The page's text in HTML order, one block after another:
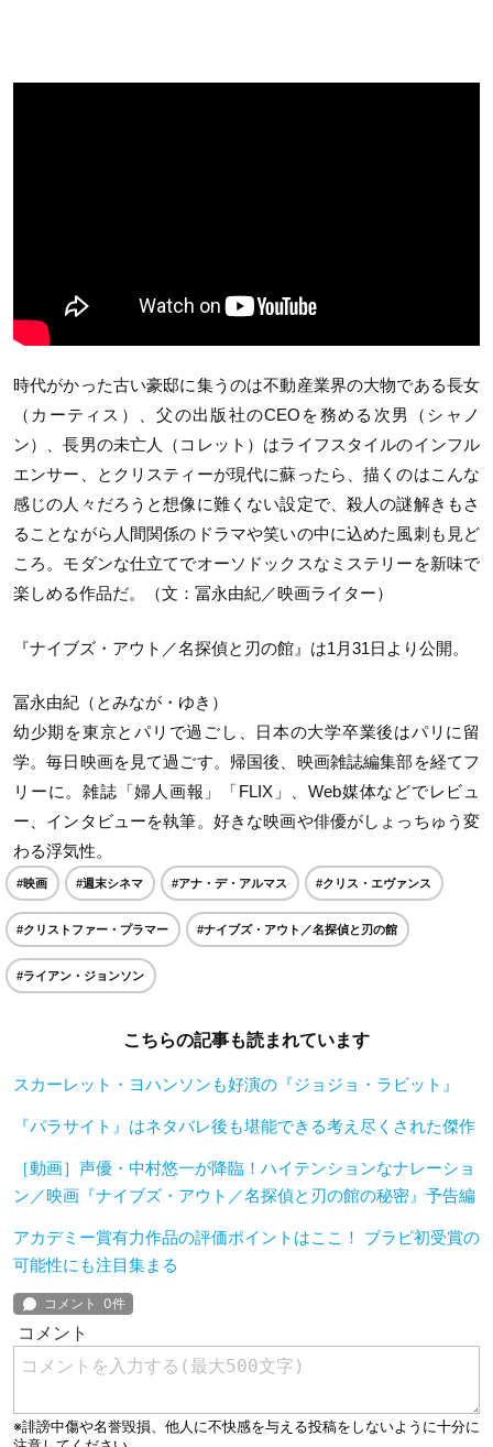
時代がかった古い豪邸に集うのは不動産業界の大物である長女
（カーティス）、父の出版社のCEOを務める次男（シャノ
ン）、長男の未亡人（コレット）はライフスタイルのインフル
エンサー、とクリスティーが現代に蘇ったら、描くのはこんな
感じの人々だろうと想像に難くない設定で、殺人の謎解きもさ
ることながら人間関係のドラマや笑いの中に込めた風刺も見ど
ころ。モダンな仕立てでオーソドックスなミステリーを新味で
楽しめる作品だ。（文：冨永由紀／映画ライター）
『ナイブズ・アウト／名探偵と刃の館』は1月31日より公開。
冨永由紀（とみなが・ゆき）
幼少期を東京とパリで過ごし、日本の大学卒業後はパリに留
学。毎日映画を見て過ごす。帰国後、映画雑誌編集部を経てフ
リーに。雑誌「婦人画報」「FLIX」、Web媒体などでレビュ
ー、インタビューを執筆。好きな映画や俳優がしょっちゅう変
わる浮気性。
#映画 #週末シネマ #アナ・デ・アルマス #クリス・エヴァンス
#クリストファー・プラマー #ナイブズ・アウト／名探偵と刃の館
#ライアン・ジョンソン
こちらの記事も読まれています
スカーレット・ヨハンソンも好演の『ジョジョ・ラビット』
『パラサイト』はネタバレ後も堪能できる考え尽くされた傑作
［動画］声優・中村悠一が降臨！ハイテンションなナレーショ
ン／映画『ナイブズ・アウト／名探偵と刃の館の秘密』予告編
アカデミー賞有力作品の評価ポイントはここ！ ブラピ初受賞の
可能性にも注目集まる